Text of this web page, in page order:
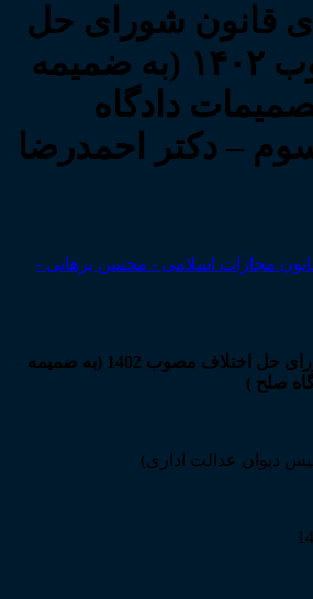
قانون شورای حل
اختلاف مصوب ۱۴۰۲ (به ضمیمه
دادگاه
– دکتر احمدرضا
شرح کاربردی قانون شورای حل اختلاف مصوب 1402 (به ضمیمه
صلح )
دیوان عدالت اداری)